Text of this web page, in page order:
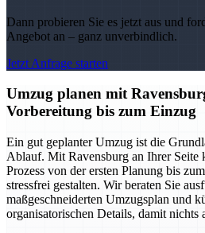
Dann probieren Sie es jetzt aus und
Angebot an – ganz unverbindlich.
Jetzt Anfrage starten
Umzug planen mit
Vorbereitung bis zum Einzug
Ein gut geplanter Umzug ist die
Ablauf. Mit Ravensburg an Ihrer Seite
Prozess von der ersten Planung bis
stressfrei gestalten. Wir beraten Sie
maßgeschneiderten Umzugsplan und
organisatorischen Details, damit nichts